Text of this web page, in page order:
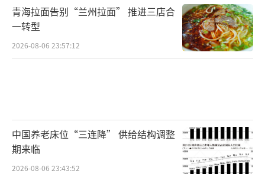
青海拉面告别“兰州拉面” 推进三店合
一转型
2026-08-06 23:57:12
中国养老床位“三连降” 供给结构调整
期来临
2026-08-06 23:43:52